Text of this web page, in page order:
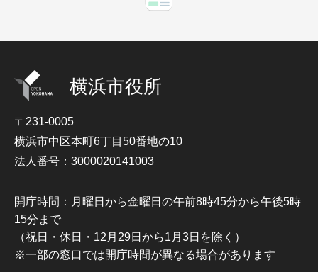
横浜市役所
〒231-0005
横浜市中区本町6丁目50番地の10
法人番号：3000020141003
開庁時間：月曜日から金曜日の午前8時45分から午後5時
15分まで
（祝日・休日・12月29日から1月3日を除く）
※一部の窓口では開庁時間が異なる場合があります